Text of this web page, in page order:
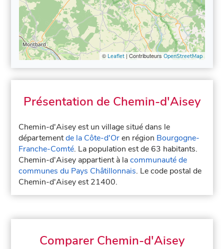
© Leaflet| Contributeurs OpenStreetMap
Présentation de Chemin-d'Aisey
Chemin-d'Aisey est un village situé dans le
départementde la Côte-d'Oren région Bourgogne-
Franche-Comté. La population est de 63 habitants.
Chemin-d'Aisey appartient à lacommunauté de
communes du Pays Châtillonnais. Le code postal de
Chemin-d'Aisey est 21400.
Comparer Chemin-d'Aisey